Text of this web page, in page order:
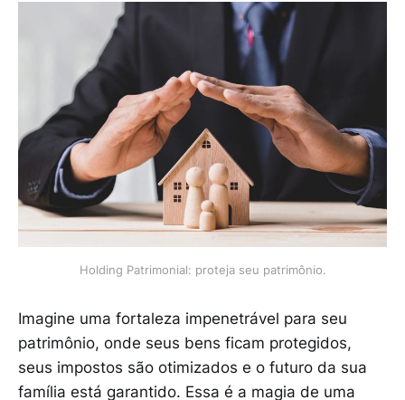
Holding Patrimonial: proteja seu patrimônio.
Imagine uma fortaleza impenetrável para seu
patrimônio, onde seus bens ficam protegidos,
seus impostos são otimizados e o futuro da sua
família está garantido. Essa é a magia de uma